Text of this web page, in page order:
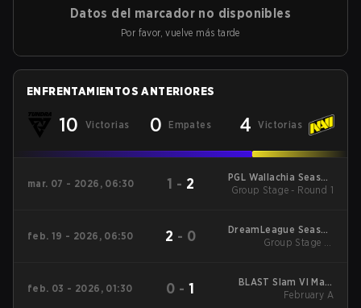
Datos del marcador no disponibles
Por favor, vuelve más tarde
ENFRENTAMIENTOS ANTERIORES
10 Victorias 0 Empates 4 Victorias
mar. 07 - 2026, 06:30 1 - 2
PGL Wallachia Season
7 Main Tournament
Group Stage - Round 1
feb. 19 - 2026, 06:50 2 - 0
DreamLeague Season
28
Group Stage 1 -
feb. 03 - 2026, 01:30 0 -1
BLAST Slam VI Main
Tournament
February A